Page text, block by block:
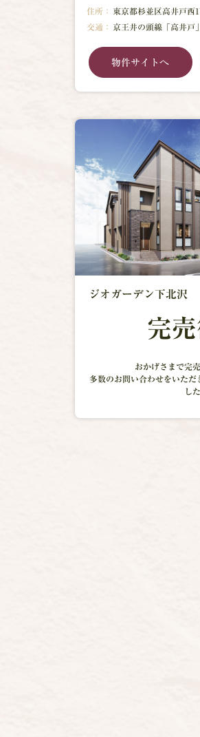
住所：
東京都杉並区高井戸西
交通：
京王井の頭線「高井戸
物件サイトへ
ジオガーデン下北沢
完
おかげさまで完
多数のお問い合わせをいただ
した